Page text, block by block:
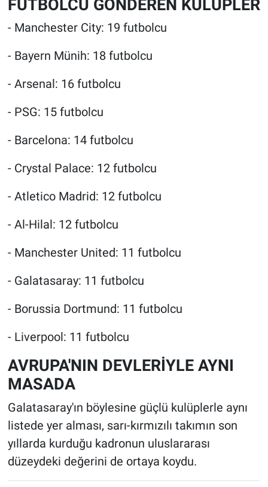
FUTBOLCU GÖNDEREN KULÜPLER
- Manchester City: 19 futbolcu
- Bayern Münih: 18 futbolcu
- Arsenal: 16 futbolcu
- PSG: 15 futbolcu
- Barcelona: 14 futbolcu
- Crystal Palace: 12 futbolcu
- Atletico Madrid: 12 futbolcu
- Al-Hilal: 12 futbolcu
- Manchester United: 11 futbolcu
- Galatasaray: 11 futbolcu
- Borussia Dortmund: 11 futbolcu
- Liverpool: 11 futbolcu
AVRUPA'NIN DEVLERİYLE AYNI
MASADA
Galatasaray'ın böylesine güçlü kulüplerle aynı
listede yer alması, sarı-kırmızılı takımın son
yıllarda kurduğu kadronun uluslararası
düzeydeki değerini de ortaya koydu.